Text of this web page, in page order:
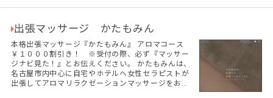
出張マッサージ かたもみん
本格出張マッサージ『かたもみん』 アロマコース
￥１０００割引き！ ※受付の際、必ず『マッサー
ジナビ見た！』とお伝えください。 かたもみんは、
名古屋市内中心に自宅やホテルへ女性セラピストが
出張してアロマリラクゼーションマッサージをお届